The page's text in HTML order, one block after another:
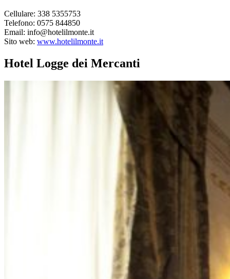
Cellulare: 338 5355753
Telefono: 0575 844850
Email: info@hotelilmonte.it
Sito web: www.hotelilmonte.it
Hotel Logge dei Mercanti